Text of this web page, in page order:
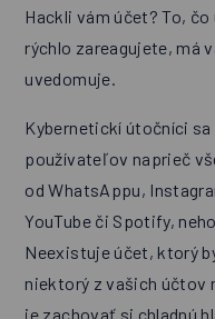
Hackli vám účet? To,
rýchlo zareagujete, má
uvedomuje.
Kybernetickí útočníci
používateľov naprieč
od WhatsAppu,
YouTube či Spotify,
Neexistuje účet, ktorý
niektorý z vašich účtov
je zachovať si chladnú